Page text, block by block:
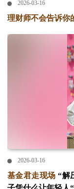
2026-03-16
理财师不会告诉你
2026-03-16
基金君走现场 “解